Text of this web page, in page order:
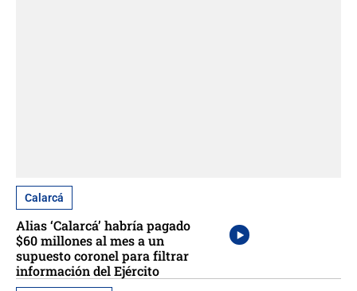
Calarcá
Alias ‘Calarcá’ habría pagado
$60 millones al mes a un
supuesto coronel para filtrar
información del Ejército